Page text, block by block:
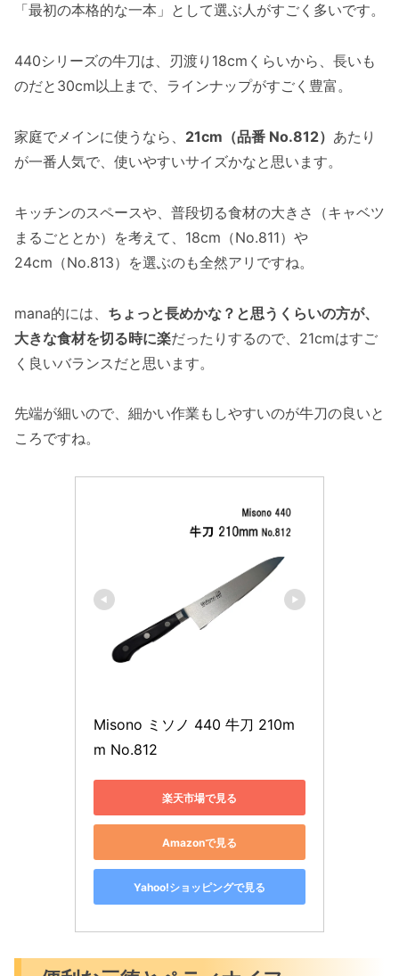
「最初の本格的な一本」として選ぶ人がすごく多いです。
440シリーズの牛刀は、刃渡り18cmくらいから、長いも
のだと30cm以上まで、ラインナップがすごく豊富。
家庭でメインに使うなら、 21cm（品番 No.812） あたり
が一番人気で、使いやすいサイズかなと思います。
キッチンのスペースや、普段切る食材の大きさ（キャベツ
まるごととか）を考えて、18cm（No.811）や
24cm（No.813）を選ぶのも全然アリですね。
mana的には、 ちょっと長めかな？と思うくらいの方が、
大きな食材を切る時に楽だったりするので、21cmはすご
く良いバランスだと思います。
先端が細いので、細かい作業もしやすいのが牛刀の良いと
ころですね。
Misono ミソノ 440 牛刀 210m
m No.812
楽天市場で見る
Amazonで見る
Yahoo!ショッピングで見る